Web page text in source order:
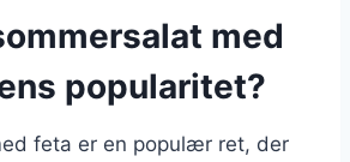
med
popularitet?
feta er en populær ret, der